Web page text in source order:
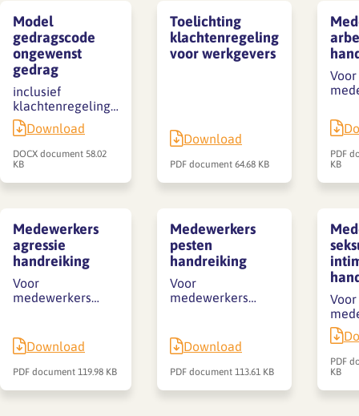
Model
gedragscode
ongewenst
gedrag
inclusief
klachtenregeling…
Download
DOCX document 58.02
KB
Toelichting
klachtenregeling
voor werkgevers
Download
PDF document 64.68 KB
Voor
PDF
KB
Medewerkers
agressie
handreiking
Voor
medewerkers…
Download
PDF document 119.98 KB
Medewerkers
pesten
handreiking
Voor
medewerkers…
Download
PDF document 113.61 KB
Voor
PDF
KB